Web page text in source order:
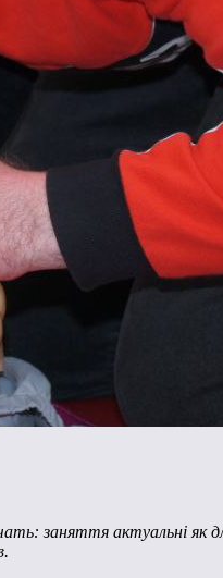
заняття актуальні як